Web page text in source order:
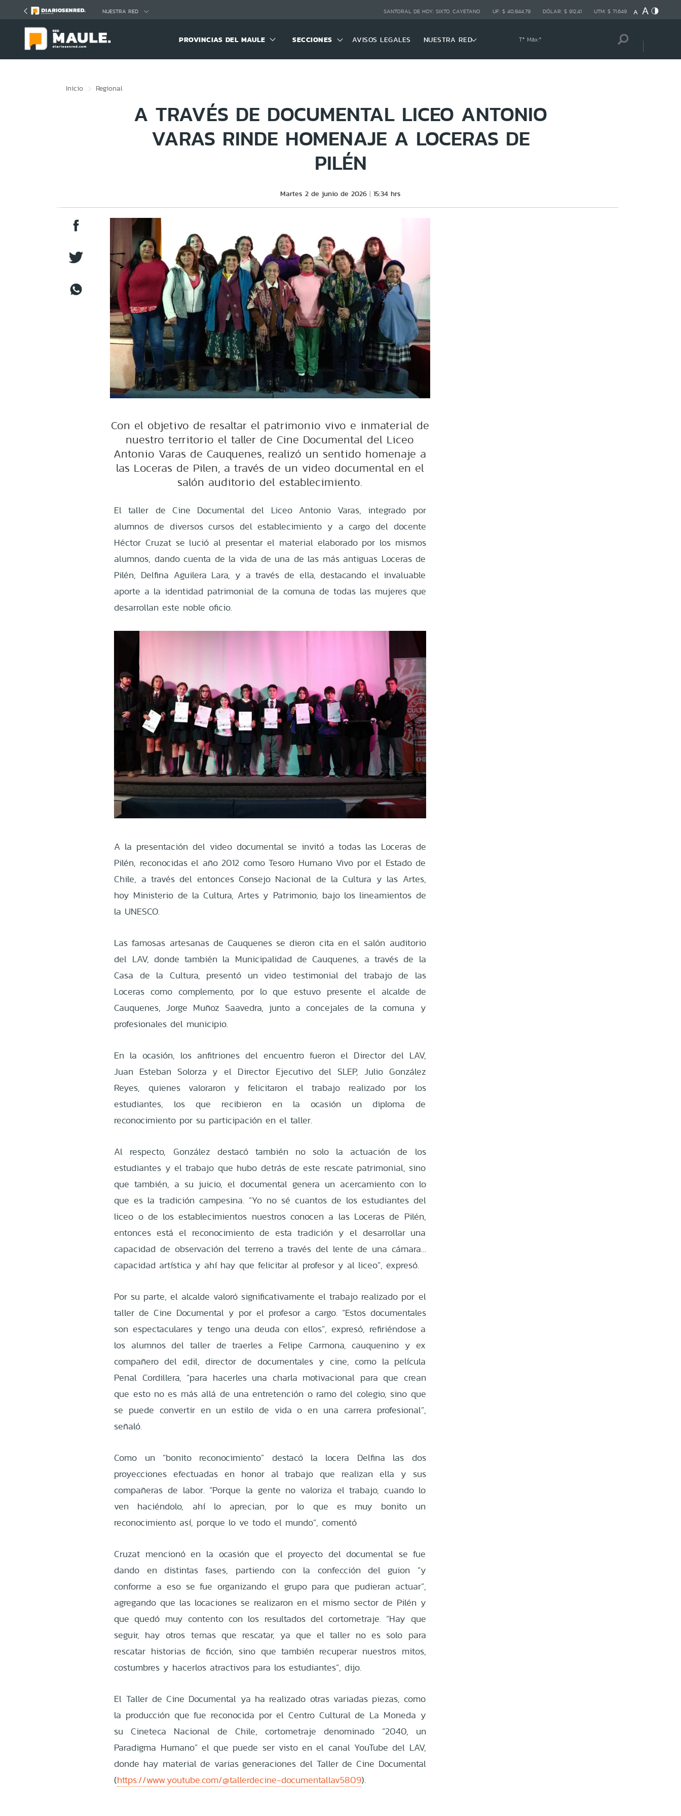
NUESTRA RED SANTORAL DE HOY: SIXTO, CAYETANO UF: $ 40.844,79 DÓLAR: $ 912,41 UTM: $ 71.649
PROVINCIAS DEL MAULE SECCIONES AVISOS LEGALES NUESTRA RED Tª Máx:º
Inicio Regional
A TRAVÉS DE DOCUMENTAL LICEO ANTONIO
VARAS RINDE HOMENAJE A LOCERAS DE
PILÉN
Martes 2 de junio de 2026 15:34 hrs
Con el objetivo de resaltar el patrimonio vivo e inmaterial de
nuestro territorio el taller de Cine Documental del Liceo
Antonio Varas de Cauquenes, realizó un sentido homenaje a
las Loceras de Pilen, a través de un video documental en el
salón auditorio del establecimiento.
El taller de Cine Documental del Liceo Antonio Varas, integrado por
alumnos de diversos cursos del establecimiento y a cargo del docente
Héctor Cruzat se lució al presentar el material elaborado por los mismos
alumnos, dando cuenta de la vida de una de las más antiguas Loceras de
Pilén, Delfina Aguilera Lara, y a través de ella, destacando el invaluable
aporte a la identidad patrimonial de la comuna de todas las mujeres que
desarrollan este noble oficio.
A la presentación del video documental se invitó a todas las Loceras de
Pilén, reconocidas el año 2012 como Tesoro Humano Vivo por el Estado de
Chile, a través del entonces Consejo Nacional de la Cultura y las Artes,
hoy Ministerio de la Cultura, Artes y Patrimonio, bajo los lineamientos de
la UNESCO.
Las famosas artesanas de Cauquenes se dieron cita en el salón auditorio
del LAV, donde también la Municipalidad de Cauquenes, a través de la
Casa de la Cultura, presentó un video testimonial del trabajo de las
Loceras como complemento, por lo que estuvo presente el alcalde de
Cauquenes, Jorge Muñoz Saavedra, junto a concejales de la comuna y
profesionales del municipio.
En la ocasión, los anfitriones del encuentro fueron el Director del LAV,
Juan Esteban Solorza y el Director Ejecutivo del SLEP, Julio González
Reyes, quienes valoraron y felicitaron el trabajo realizado por los
estudiantes, los que recibieron en la ocasión un diploma de
reconocimiento por su participación en el taller.
Al respecto, González destacó también no solo la actuación de los
estudiantes y el trabajo que hubo detrás de este rescate patrimonial, sino
que también, a su juicio, el documental genera un acercamiento con lo
que es la tradición campesina. “Yo no sé cuantos de los estudiantes del
liceo o de los establecimientos nuestros conocen a las Loceras de Pilén,
entonces está el reconocimiento de esta tradición y el desarrollar una
capacidad de observación del terreno a través del lente de una cámara…
capacidad artística y ahí hay que felicitar al profesor y al liceo”, expresó.
Por su parte, el alcalde valoró significativamente el trabajo realizado por el
taller de Cine Documental y por el profesor a cargo. “Estos documentales
son espectaculares y tengo una deuda con ellos”, expresó, refiriéndose a
los alumnos del taller de traerles a Felipe Carmona, cauquenino y ex
compañero del edil, director de documentales y cine, como la película
Penal Cordillera, “para hacerles una charla motivacional para que crean
que esto no es más allá de una entretención o ramo del colegio, sino que
se puede convertir en un estilo de vida o en una carrera profesional”,
señaló.
Como un “bonito reconocimiento” destacó la locera Delfina las dos
proyecciones efectuadas en honor al trabajo que realizan ella y sus
compañeras de labor. “Porque la gente no valoriza el trabajo, cuando lo
ven haciéndolo, ahí lo aprecian, por lo que es muy bonito un
reconocimiento así, porque lo ve todo el mundo”, comentó
Cruzat mencionó en la ocasión que el proyecto del documental se fue
dando en distintas fases, partiendo con la confección del guion “y
conforme a eso se fue organizando el grupo para que pudieran actuar”,
agregando que las locaciones se realizaron en el mismo sector de Pilén y
que quedó muy contento con los resultados del cortometraje. “Hay que
seguir, hay otros temas que rescatar, ya que el taller no es solo para
rescatar historias de ficción, sino que también recuperar nuestros mitos,
costumbres y hacerlos atractivos para los estudiantes”, dijo.
El Taller de Cine Documental ya ha realizado otras variadas piezas, como
la producción que fue reconocida por el Centro Cultural de La Moneda y
su Cineteca Nacional de Chile, cortometraje denominado “2040, un
Paradigma Humano” el que puede ser visto en el canal YouTube del LAV,
donde hay material de varias generaciones del Taller de Cine Documental
(https://www.youtube.com/@tallerdecine-documentallav5809).